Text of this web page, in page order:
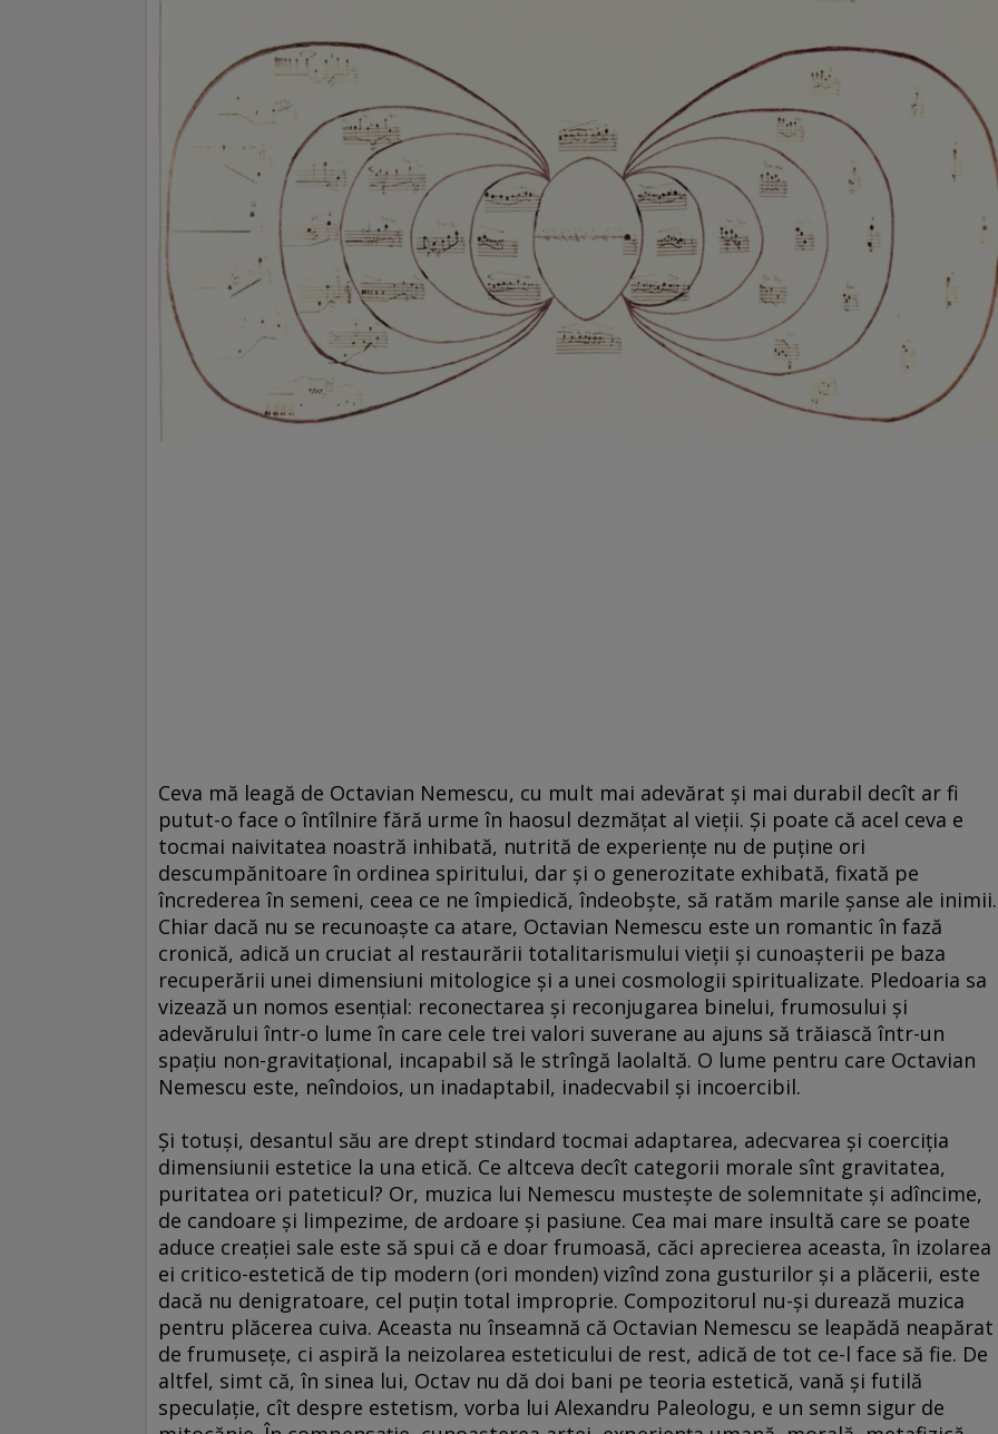
Ceva mă leagă de Octavian Nemescu, cu mult mai adevărat şi mai durabil decît ar fi
putut-o face o întîlnire fără urme în haosul dezmăţat al vieţii. Şi poate că acel ceva e
tocmai naivitatea noastră inhibată, nutrită de experienţe nu de puţine ori
descumpănitoare în ordinea spiritului, dar şi o generozitate exhibată, fixată pe
încrederea în semeni, ceea ce ne împiedică, îndeobşte, să ratăm marile şanse ale inimii.
Chiar dacă nu se recunoaşte ca atare, Octavian Nemescu este un romantic în fază
cronică, adică un cruciat al restaurării totalitarismului vieţii şi cunoaşterii pe baza
recuperării unei dimensiuni mitologice şi a unei cosmologii spiritualizate. Pledoaria sa
vizează un nomos esenţial: reconectarea şi reconjugarea binelui, frumosului şi
adevărului într-o lume în care cele trei valori suverane au ajuns să trăiască într-un
spaţiu non-gravitaţional, incapabil să le strîngă laolaltă. O lume pentru care Octavian
Nemescu este, neîndoios, un inadaptabil, inadecvabil şi incoercibil.
Şi totuşi, desantul său are drept stindard tocmai adaptarea, adecvarea şi coerciţia
dimensiunii estetice la una etică. Ce altceva decît categorii morale sînt gravitatea,
puritatea ori pateticul? Or, muzica lui Nemescu musteşte de solemnitate şi adîncime,
de candoare şi limpezime, de ardoare şi pasiune. Cea mai mare insultă care se poate
aduce creaţiei sale este să spui că e doar frumoasă, căci aprecierea aceasta, în izolarea
ei critico-estetică de tip modern (ori monden) vizînd zona gusturilor şi a plăcerii, este
dacă nu denigratoare, cel puţin total improprie. Compozitorul nu-şi durează muzica
pentru plăcerea cuiva. Aceasta nu înseamnă că Octavian Nemescu se leapădă neapărat
de frumuseţe, ci aspiră la neizolarea esteticului de rest, adică de tot ce-l face să fie. De
altfel, simt că, în sinea lui, Octav nu dă doi bani pe teoria estetică, vană şi futilă
speculaţie, cît despre estetism, vorba lui Alexandru Paleologu, e un semn sigur de